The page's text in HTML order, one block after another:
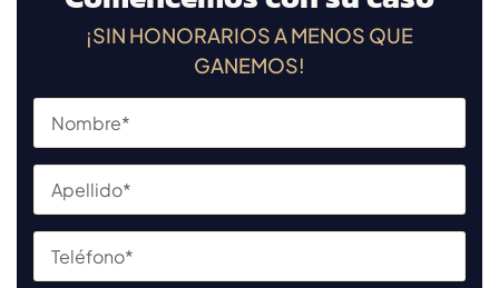
¡SIN HONORARIOS A MENOS QUE
GANEMOS!